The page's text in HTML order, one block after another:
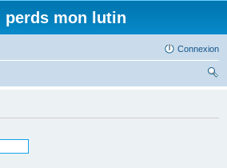
perds mon lutin
Connexion